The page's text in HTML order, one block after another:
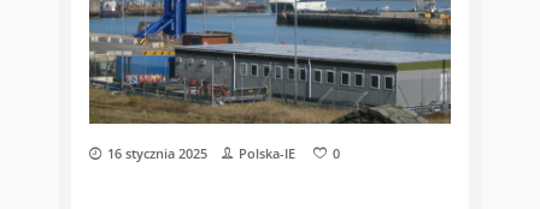
16 stycznia 2025 Polska-IE 0